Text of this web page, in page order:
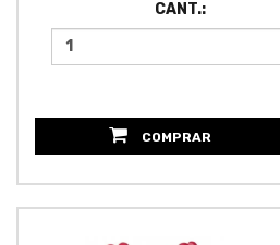
CANT.:
COMPRAR